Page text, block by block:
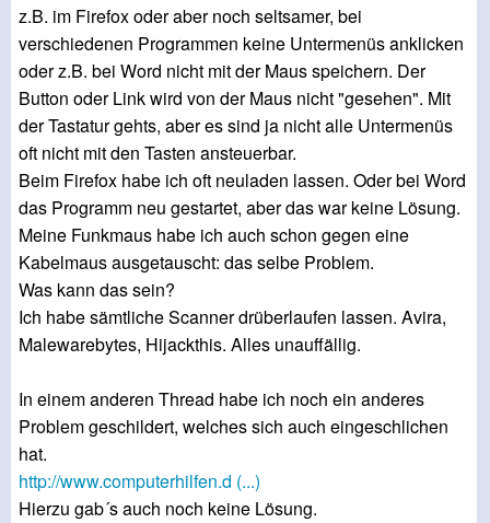
z.B. im Firefox oder aber noch seltsamer, bei
verschiedenen Programmen keine Untermenüs anklicken
oder z.B. bei Word nicht mit der Maus speichern. Der
Button oder Link wird von der Maus nicht "gesehen". Mit
der Tastatur gehts, aber es sind ja nicht alle Untermenüs
oft nicht mit den Tasten ansteuerbar.
Beim Firefox habe ich oft neuladen lassen. Oder bei Word
das Programm neu gestartet, aber das war keine Lösung.
Meine Funkmaus habe ich auch schon gegen eine
Kabelmaus ausgetauscht: das selbe Problem.
Was kann das sein?
Ich habe sämtliche Scanner drüberlaufen lassen. Avira,
Malewarebytes, Hijackthis. Alles unauffällig.
In einem anderen Thread habe ich noch ein anderes
Problem geschildert, welches sich auch eingeschlichen
hat.
http://www.computerhilfen.d (...)
Hierzu gab´s auch noch keine Lösung.